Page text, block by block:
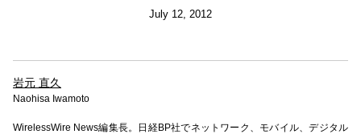
July 12, 2012
岩元 直久
Naohisa Iwamoto
WirelessWire News編集長。日経BP社でネットワーク、モバイル、デジタル